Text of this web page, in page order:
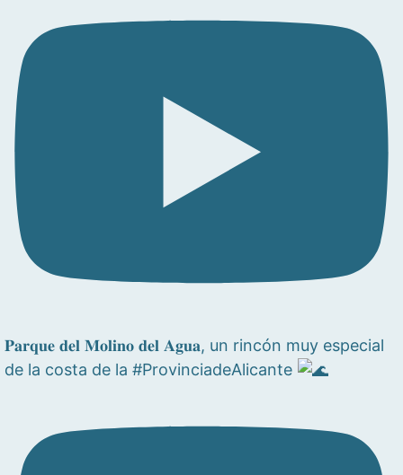
𝐏𝐚𝐫𝐪𝐮𝐞 𝐝𝐞𝐥 𝐌𝐨𝐥𝐢𝐧𝐨 𝐝𝐞𝐥 𝐀𝐠𝐮𝐚, un rincón muy especial
de la costa de la #ProvinciadeAlicante